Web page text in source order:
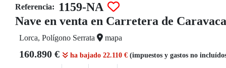
Referencia:
1159-NA
Nave en venta en Carretera de Caravaca
Lorca, Polígono Serrata mapa
160.890 € ha bajado 22.110 € (impuestos y gastos no